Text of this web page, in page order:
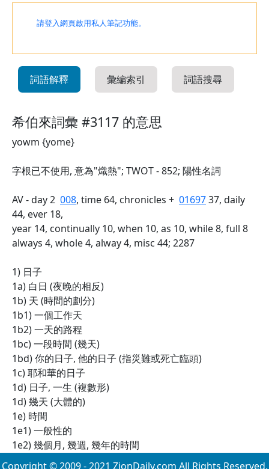
請登入網頁啟用私人筆記功能。
詞語解釋 彙編索引 詞語搜尋
希伯來詞彙 #3117 的意思
yowm {yome}
字根已不使用, 意為"熾熱"; TWOT - 852; 陽性名詞
AV - day 2 008, time 64, chronicles + 0169737, daily
44, ever 18,
year 14, continually 10, when 10, as 10, while 8, full 8
always 4, whole 4, alway 4, misc 44; 2287
1) 日子
1a) 白日 (夜晚的相反)
1b) 天 (時間的劃分)
1b1) 一個工作天
1b2) 一天的路程
1bc) 一段時間 (幾天)
1bd) 你的日子, 他的日子 (指災難或死亡臨頭)
1c) 耶和華的日子
1d) 日子, 一生 (複數形)
1d) 幾天 (大體的)
1e) 時間
1e1) 一般性的
1e2) 幾個月, 幾週, 幾年的時間
Copyright © 2009 - 2021 ZionDaily.com All Rights Reserved.